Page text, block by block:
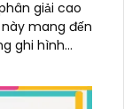
mang đến
ghi hình